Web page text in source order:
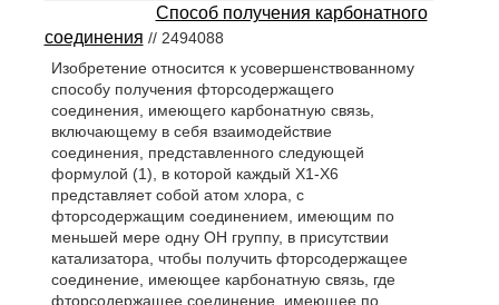
Способ получения карбонатного
соединения // 2494088
Изобретение относится к усовершенствованному
способу получения фторсодержащего
соединения, имеющего карбонатную связь,
включающему в себя взаимодействие
соединения, представленного следующей
формулой (1), в которой каждый X1-Х6
представляет собой атом хлора, с
фторсодержащим соединением, имеющим по
меньшей мере одну OH группу, в присутствии
катализатора, чтобы получить фторсодержащее
соединение, имеющее карбонатную связь, где
фторсодержащее соединение, имеющее по